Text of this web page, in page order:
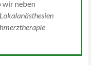
wir neben
Lokalanästhesien